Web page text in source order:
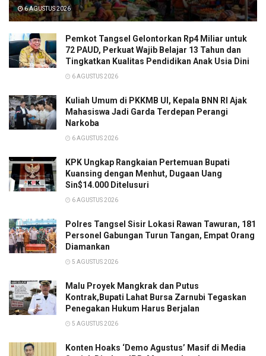
6 AGUSTUS 2026
Pemkot Tangsel Gelontorkan Rp4 Miliar untuk
72 PAUD, Perkuat Wajib Belajar 13 Tahun dan
Tingkatkan Kualitas Pendidikan Anak Usia Dini
6 AGUSTUS 2026
Kuliah Umum di PKKMB UI, Kepala BNN RI Ajak
Mahasiswa Jadi Garda Terdepan Perangi
Narkoba
6 AGUSTUS 2026
KPK Ungkap Rangkaian Pertemuan Bupati
Kuansing dengan Menhut, Dugaan Uang
Sin$14.000 Ditelusuri
6 AGUSTUS 2026
Polres Tangsel Sisir Lokasi Rawan Tawuran, 181
Personel Gabungan Turun Tangan, Empat Orang
Diamankan
5 AGUSTUS 2026
Malu Proyek Mangkrak dan Putus
Kontrak,Bupati Lahat Bursa Zarnubi Tegaskan
Penegakan Hukum Harus Berjalan
5 AGUSTUS 2026
Konten Hoaks ‘Demo Agustus’ Masif di Media